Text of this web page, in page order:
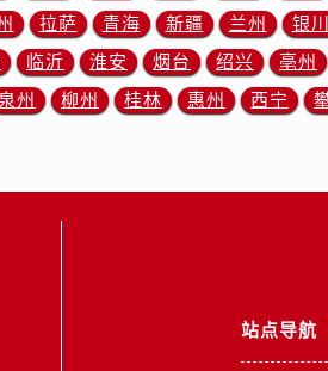
（需提前预约）
心（需提前预约）
）
拉萨 青海 新疆 兰州
银
临沂 淮安 烟台 绍兴
亳州
泉州 柳州 桂林 惠州 西宁
站点导航